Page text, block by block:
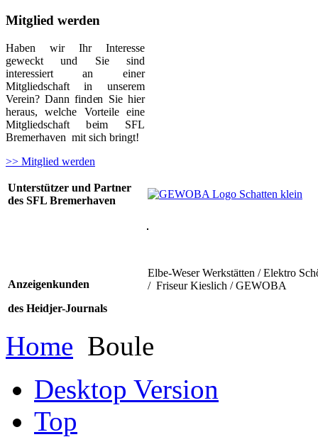
Mitglied werden
Haben wir Ihr Interesse
geweckt und Sie sind
interessiert an einer
Mitgliedschaft in unserem
Verein? Dann finden Sie hier
heraus, welche Vorteile eine
Mitgliedschaft beim SFL
Bremerhaven mit sich bringt!
>> Mitglied werden
Unterstützer und Partner
des SFL Bremerhaven
Anzeigenkunden
des Heidjer-Journals
Elbe-Weser Werkstätten / Elektro
/ Friseur Kieslich / GEWOBA
Home Boule
Desktop Version
Top